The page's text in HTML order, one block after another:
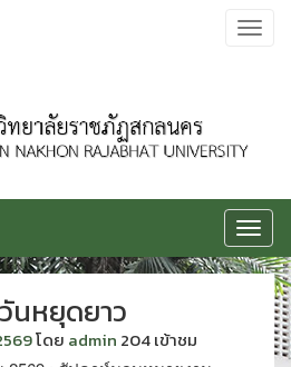
Toggle
Toggle
นหยุดยาว
โดย admin 204 เข้าชม